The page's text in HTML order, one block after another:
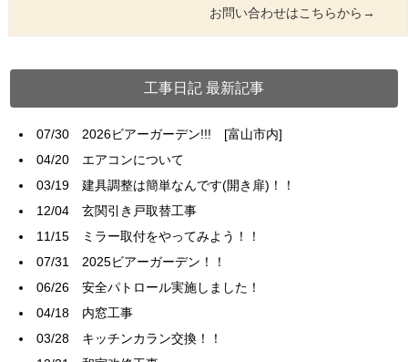
お問い合わせはこちらから→
工事日記 最新記事
07/302026ビアーガーデン!!! [富山市内]
04/20 エアコンについて
03/19建具調整は簡単なんです(開き扉)！！
12/04玄関引き戸取替工事
11/15
ミラー取付をやってみよう！！
07/312025ビアーガーデン！！
06/26安全パトロール実施しました！
04/18 内窓工事
03/28 キッチンカラン交換！！